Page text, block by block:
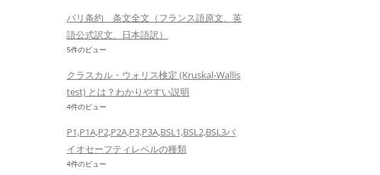
パリ条約 条文全文（フランス語原文、英
語公式訳文、日本語訳）
5件のビュー
クラスカル・ウォリス検定 (Kruskal-Wallis
test) とは？わかりやすい説明
4件のビュー
P1,P1A,P2,P2A,P3,P3A,BSL1,BSL2,BSL3バ
イオセーフティレベルの種類
4件のビュー